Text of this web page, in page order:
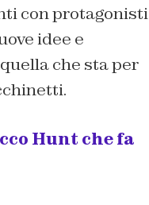
con protagonisti
idee e
che sta per
Hunt che fa